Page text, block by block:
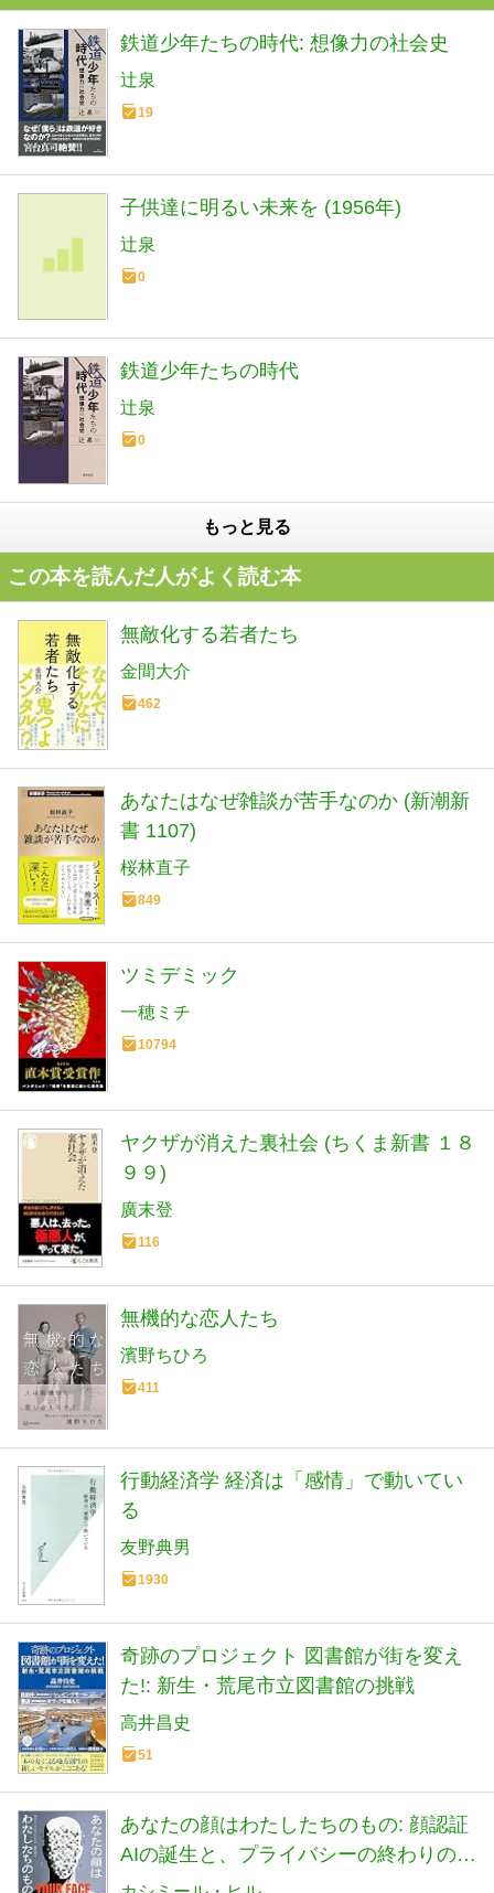
鉄道少年たちの時代: 想像力の社会史
辻泉
19
子供達に明るい未来を (1956年)
辻泉
0
鉄道少年たちの時代
辻泉
0
もっと見る
この本を読んだ人がよく読む本
無敵化する若者たち
金間大介
462
あなたはなぜ雑談が苦手なのか (新潮新
書 1107)
桜林直子
849
ツミデミック
一穂ミチ
10794
ヤクザが消えた裏社会 (ちくま新書 １８
９９)
廣末登
116
無機的な恋人たち
濱野ちひろ
411
行動経済学 経済は「感情」で動いてい
る
友野典男
1930
奇跡のプロジェクト 図書館が街を変え
た!: 新生・荒尾市立図書館の挑戦
高井昌史
51
あなたの顔はわたしたちのもの: 顔認証
AIの誕生と、プライバシーの終わりの物
語